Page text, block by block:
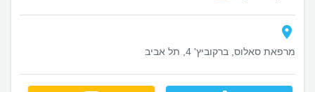
מרפאת סאלוס, ברקוביץ' 4, תל אביב